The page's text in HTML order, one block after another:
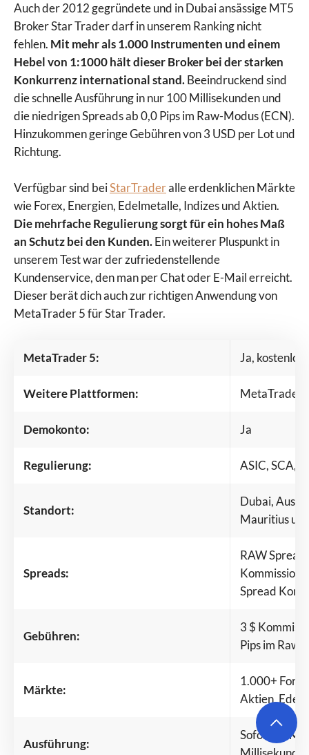
Auch der 2012 gegründete und in Dubai ansässige MT5
Broker Star Trader darf in unserem Ranking nicht
fehlen. Mit mehr als 1.000 Instrumenten und einem
Hebel von 1:1000 hält dieser Broker bei der starken
Konkurrenz international stand.Beeindruckend sind
die schnelle Ausführung in nur 100 Millisekunden und
die niedrigen Spreads ab 0,0 Pips im Raw-Modus (ECN).
Hinzukommen geringe Gebühren von 3 USD per Lot und
Richtung.
Verfügbar sind beiStarTraderalle erdenklichen Märkte
wie Forex, Energien, Edelmetalle, Indizes und Aktien.
Die mehrfache Regulierung sorgt für ein hohes Maß
an Schutz bei den Kunden.Ein weiterer Pluspunkt in
unserem Test war der zufriedenstellende
Kundenservice, den man per Chat oder E-Mail erreicht.
Dieser berät dich auch zur richtigen Anwendung von
MetaTrader 5 für Star Trader.
MetaTrader 5: Ja, kostenlos
Weitere Plattformen: MetaTrader
Demokonto: Ja
Regulierung: ASIC, SCA,
Standort:
Dubai,
Mauritius u.
Spreads:
RAW
Spread
Gebühren:
3 $
Pips im Raw
Märkte:
1.000+
Aktien,
Ausführung:
Sofortige